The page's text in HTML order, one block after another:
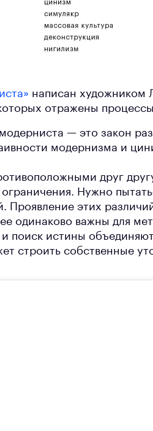
написан художником
отражены
— это закон
модернизма и
друг
Нужно
Проявление этих
одинаково важны для
поиск истины
строить собственные